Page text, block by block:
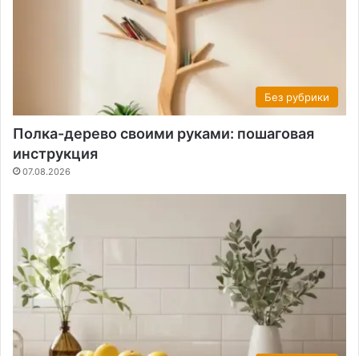
Без рубрики
Полка-дерево своими руками: пошаговая
инструкция
07.08.2026